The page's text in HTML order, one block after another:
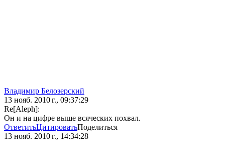
Владимир Белозерский
13 нояб. 2010 г., 09:37:29
Re[Aleph]:
Он и на цифре выше всяческих похвал.
ОтветитьЦитироватьПоделиться
13 нояб. 2010 г., 14:34:28